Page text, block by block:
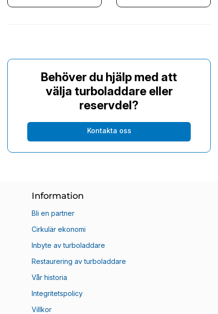
Behöver du hjälp med att
välja turboladdare eller
reservdel?
Kontakta oss
Information
Bli en partner
Cirkulär ekonomi
Inbyte av turboladdare
Restaurering av turboladdare
Vår historia
Integritetspolicy
Villkor